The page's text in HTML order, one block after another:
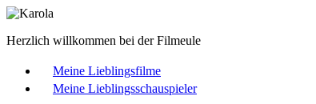
Herzlich willkommen bei der Filmeule
Meine Lieblingsfilme
Meine Lieblingsschauspieler